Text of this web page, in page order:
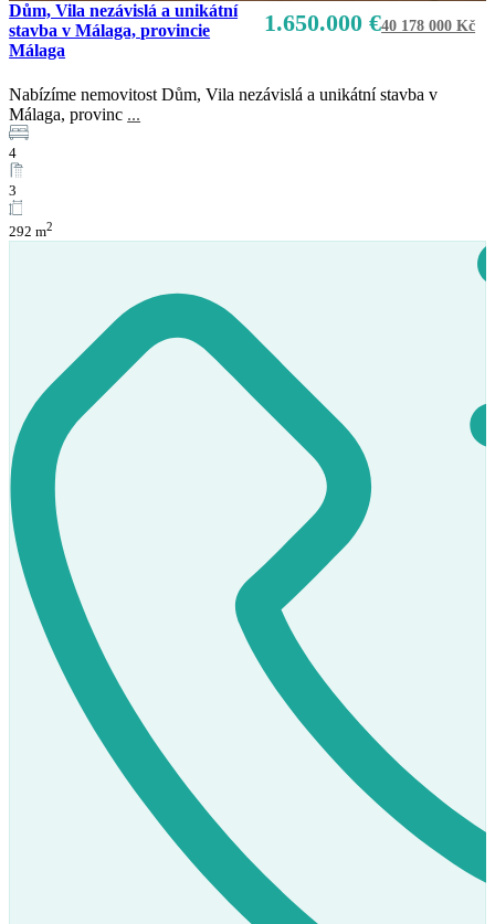
Prodej
K dispozici
1.650.000 €40 178 000 Kč
Dům, Vila nezávislá a unikátní
stavba v Málaga, provincie
Málaga
Nabízíme nemovitost Dům, Vila nezávislá a unikátní stavba v
Málaga, provinc ...
4
3
292 m2